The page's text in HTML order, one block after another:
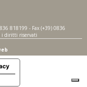
818199 - Fax (+39) 0836
i diritti riservati